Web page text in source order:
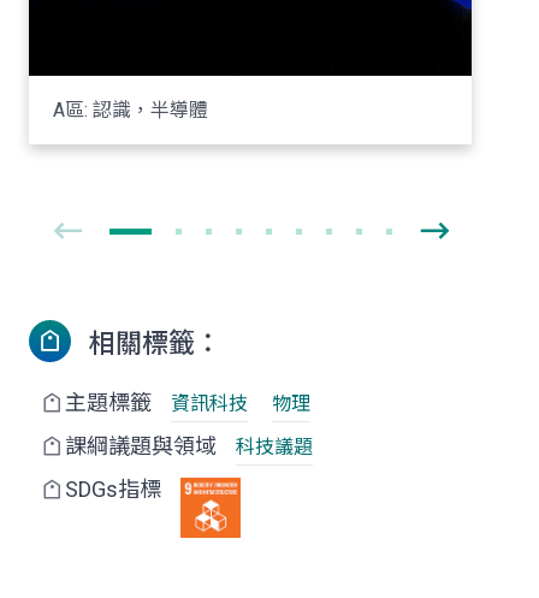
A區: 認識，半導體
相關標籤：
主題標籤 資訊科技 物理
課綱議題與領域 科技議題
SDGs指標